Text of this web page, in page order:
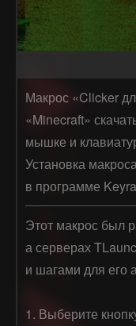
Макрос «Clicker
«Minecraft»
мышке и
Установка
в программе
Этот макрос был
а серверах
и шагами для его
1. Выберите